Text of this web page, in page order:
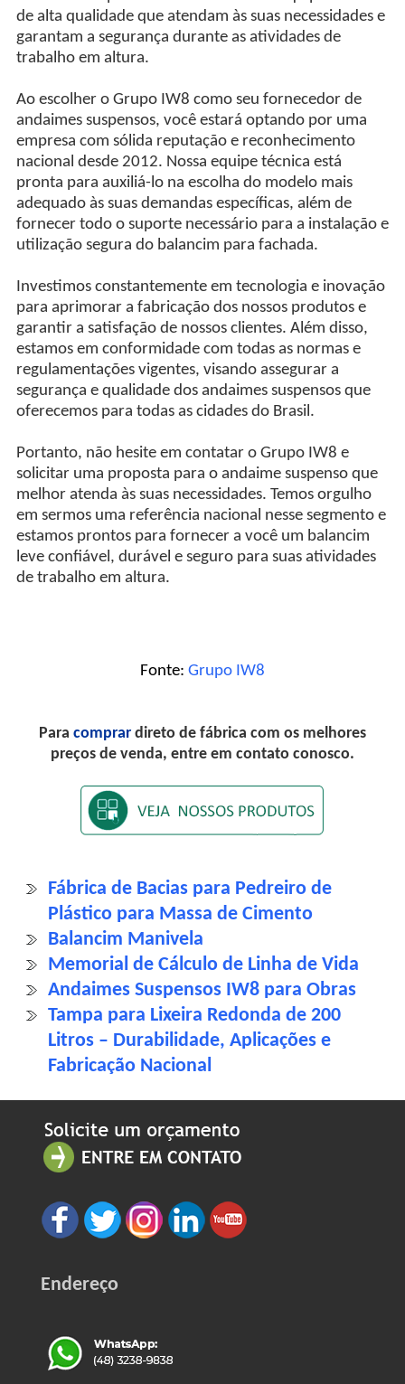
de alta qualidade que atendam às suas necessidades e
garantam a segurança durante as atividades de
trabalho em altura.
Ao escolher o Grupo IW8 como seu fornecedor de
andaimes suspensos, você estará optando por uma
empresa com sólida reputação e reconhecimento
nacional desde 2012. Nossa equipe técnica está
pronta para auxiliá-lo na escolha do modelo mais
adequado às suas demandas específicas, além de
fornecer todo o suporte necessário para a instalação e
utilização segura do balancim para fachada.
Investimos constantemente em tecnologia e inovação
para aprimorar a fabricação dos nossos produtos e
garantir a satisfação de nossos clientes. Além disso,
estamos em conformidade com todas as normas e
regulamentações vigentes, visando assegurar a
segurança e qualidade dos andaimes suspensos que
oferecemos para todas as cidades do Brasil.
Portanto, não hesite em contatar o Grupo IW8 e
solicitar uma proposta para o andaime suspenso que
melhor atenda às suas necessidades. Temos orgulho
em sermos uma referência nacional nesse segmento e
estamos prontos para fornecer a você um balancim
leve confiável, durável e seguro para suas atividades
de trabalho em altura.
Fonte: Grupo IW8
Para comprar direto de fábrica com os melhores
preços de venda, entre em contato conosco.
Fábrica de Bacias para Pedreiro de
Plástico para Massa de Cimento
Balancim Manivela
Memorial de Cálculo de Linha de Vida
Andaimes Suspensos IW8 para Obras
Tampa para Lixeira Redonda de 200
Litros – Durabilidade, Aplicações e
Fabricação Nacional
Endereço